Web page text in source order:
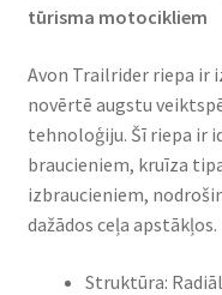
tūrisma motocikliem​
Avon Trailrider riepa
novērtē augstu
tehnoloģiju. Šī riepa ir
braucieniem, kruīza
izbraucieniem,
dažādos ceļa apstākļos.​
Struktūra: